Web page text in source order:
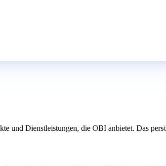
und Dienstleistungen, die OBI anbietet. Das